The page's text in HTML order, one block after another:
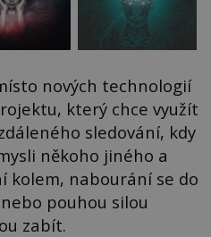
nových technologií
který chce využít
sledování, kdy
někoho jiného a
kolem, nabourání se do
pouhou silou
zabít.